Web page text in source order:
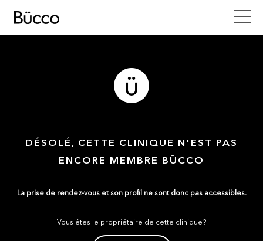
DÉSOLÉ, CETTE CLINIQUE N'EST PAS
ENCORE MEMBRE BÜCCO
La prise de rendez-vous et son profil ne sont donc pas accessibles.
Vous êtes le propriétaire de cette clinique?